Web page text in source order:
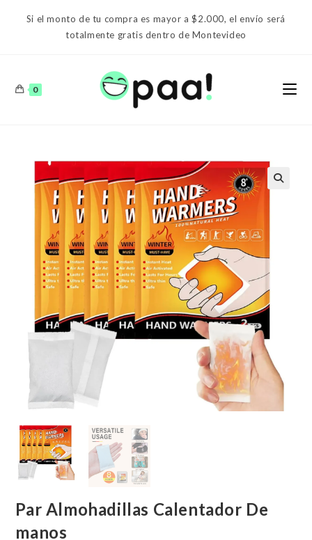
Si el monto de tu compra es mayor a $2.000, el envío será
totalmente gratis dentro de Montevideo
0
Par Almohadillas Calentador De
manos